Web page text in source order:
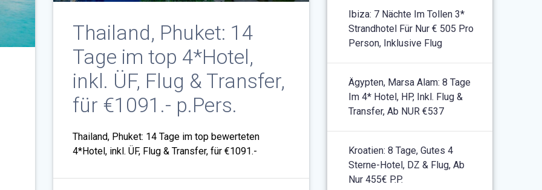
Thailand, Phuket: 14
Tage im top 4*Hotel,
inkl. ÜF, Flug & Transfer,
für €1091.- p.Pers.
Thailand, Phuket: 14 Tage im top bewerteten
4*Hotel, inkl. ÜF, Flug & Transfer, für €1091.-
Ibiza: 7 Nächte Im Tollen 3*
Strandhotel Für Nur € 505 Pro
Person, Inklusive Flug
Ägypten, Marsa Alam: 8 Tage
Im 4* Hotel, HP, Inkl. Flug &
Transfer, Ab NUR €537
Kroatien: 8 Tage, Gutes 4
Sterne-Hotel, DZ & Flug, Ab
Nur 455€ P.P.